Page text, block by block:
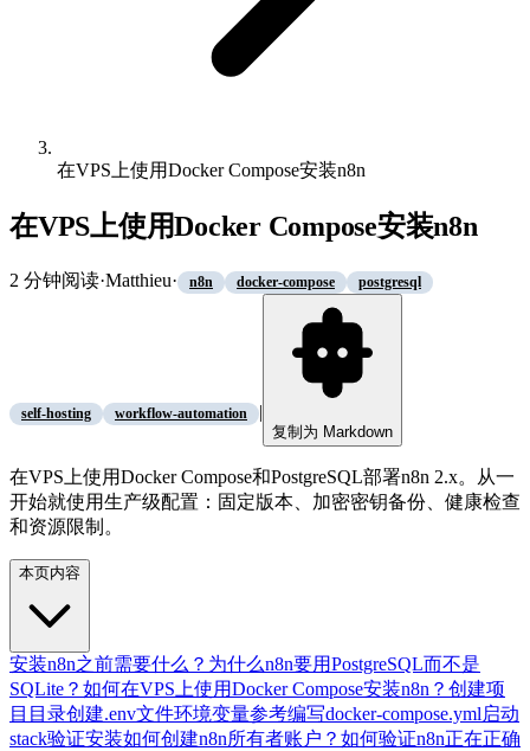
在VPS上使用Docker Compose安装n8n
在VPS上使用Docker Compose安装n8n
2 分钟阅读·Matthieu· n8n docker-compose postgresql
self-hosting workflow-automation |
复制为 Markdown
在VPS上使用Docker Compose和PostgreSQL部署n8n 2.x。从一
开始就使用生产级配置：固定版本、加密密钥备份、健康检查
和资源限制。
本页内容
安装n8n之前需要什么？ 为什么n8n要用PostgreSQL而不是
SQLite？ 如何在VPS上使用Docker Compose安装n8n？ 创建项
目目录创建.env文件环境变量参考编写docker-compose.yml 启动
stack验证安装如何创建n8n所有者账户？ 如何验证n8n正在正确